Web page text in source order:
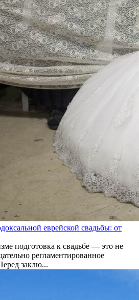
еврейской свадьбы: от
подготовка к свадьбе — это не
регламентированное
заклю...